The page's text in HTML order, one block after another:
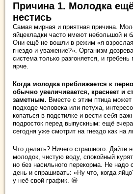
Причина 1. Молодка
нестись
Самая мирная и приятная причина.
яйцекладки часто имеют небольшой и
Они ещё не вошли в режим «я
гнездо и уважение?». Организм
система только разгоняется, и гребень
ярче.
Когда молодка приближается к
обычно увеличивается, краснеет и
заметным. Вместе с этим птица
подходе человека или петуха,
копаться в подстилке и вести себя
подросток перед выпускным: ещё
сегодня уже смотрит на гнездо как на
Что делать? Ничего страшного. Дайте
молодок, чистую воду, спокойный
но без насильного перекорма. Не надо
день и спрашивать: «Ну что, когда
у неё свой график. 😄